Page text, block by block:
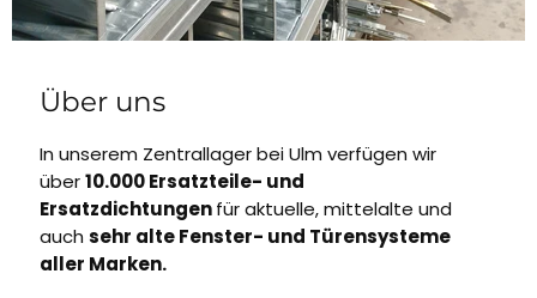
Über uns
In unserem Zentrallager bei Ulm verfügen wir
über10.000 Ersatzteile- und
Ersatzdichtungenfür aktuelle, mittelalte und
auch sehr alte Fenster- und Türensysteme
aller Marken.